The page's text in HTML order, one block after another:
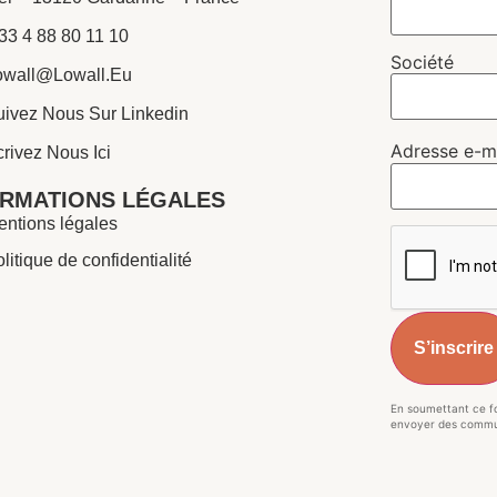
4 88 80 11 10
Nous Sur Linkedin
Nous Ici
LÉGALES
légales
de confidentialité
Société
Adresse e-
En soumettant ce
envoyer des